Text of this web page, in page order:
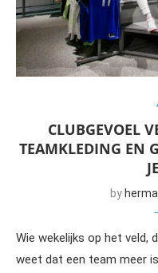
CLUBGEVOEL
TEAMKLEDING EN
by
Wie wekelijks op het veld,
weet dat een team meer